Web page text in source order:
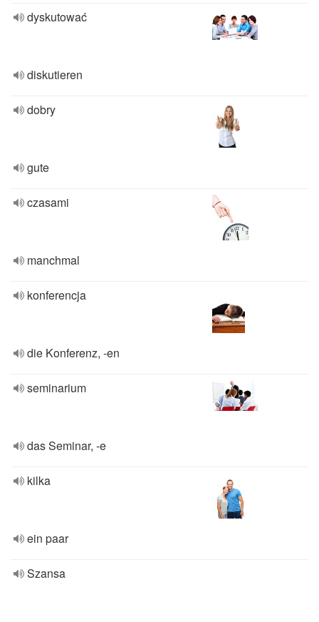
dyskutować
diskutieren
dobry
gute
czasami
manchmal
konferencja
die Konferenz, -en
seminarium
das Seminar, -e
kilka
ein paar
Szansa